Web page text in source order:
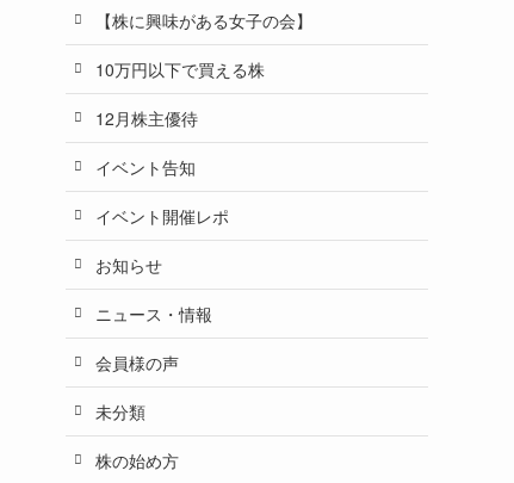
【株に興味がある女子の会】
10万円以下で買える株
12月株主優待
イベント告知
イベント開催レポ
お知らせ
ニュース・情報
会員様の声
未分類
株の始め方